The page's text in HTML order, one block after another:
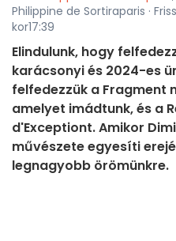
Philippine de Sortiraparis ·
kor17:39
Elindulunk, hogy
karácsonyi és 2024-es
felfedezzük a Fragment
amelyet imádtunk, és a
d'Exceptiont. Amikor
művészete egyesíti
legnagyobb örömünkre.